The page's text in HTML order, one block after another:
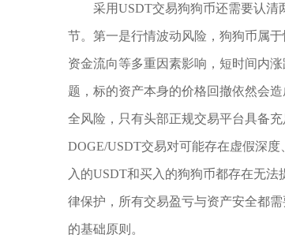
采用USDT交易狗狗币还需要认清
节。第一是行情波动风险，狗狗币属
资金流向等多重因素影响，短时间内
题，标的资产本身的价格回撤依然会
全风险，只有头部正规交易平台具备
DOGE/USDT交易对可能存在虚假深
入的USDT和买入的狗狗币都存在无
律保护，所有交易盈亏与资产安全都
的基础原则。